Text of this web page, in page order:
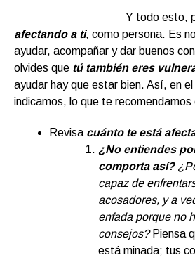
Y todo esto,
afectando a ti, como persona. Es
ayudar, acompañar y dar buenos
olvides que tú también eres
ayudar hay que estar bien. Así, en
indicamos, lo que te recomendamos
Revisa cuánto te está
¿No entiendes
comporta así?
capaz de
acosadores, y a
enfada porque no
consejos?Piensa
está minada; tus